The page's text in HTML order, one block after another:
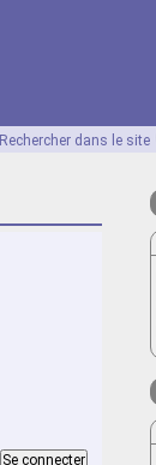
Rechercher dans le site